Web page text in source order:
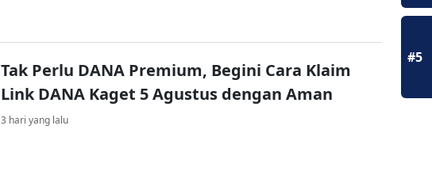
Tak Perlu DANA Premium, Begini Cara Klaim
Link DANA Kaget 5 Agustus dengan Aman
3 hari yang lalu
#5